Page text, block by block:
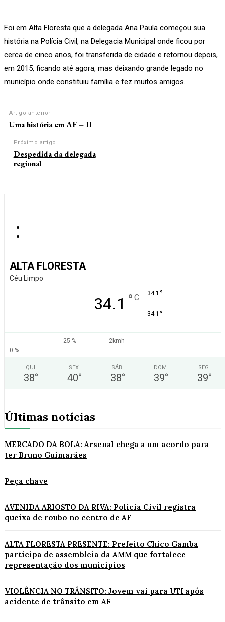
Foi em Alta Floresta que a delegada Ana Paula começou sua
história na Polícia Civil, na Delegacia Municipal onde ficou por
cerca de cinco anos, foi transferida de cidade e retornou depois,
em 2015, ficando até agora, mas deixando grande legado no
município onde constituiu família e fez muitos amigos.
Artigo anterior
Uma história em AF – II
Próximo artigo
Despedida da delegada
regional
ALTA FLORESTA
Céu Limpo
34.1 ° C 34.1 °
34.1 °
25 %
2kmh
0 %
QUI
38°
SEX
40°
SÁB
38°
DOM
39°
SEG
39°
Últimas notícias
MERCADO DA BOLA: Arsenal chega a um acordo para
ter Bruno Guimarães
Peça chave
AVENIDA ARIOSTO DA RIVA: Polícia Civil registra
queixa de roubo no centro de AF
ALTA FLORESTA PRESENTE: Prefeito Chico Gamba
participa de assembleia da AMM que fortalece
representação dos municípios
VIOLÊNCIA NO TRÂNSITO: Jovem vai para UTI após
acidente de trânsito em AF